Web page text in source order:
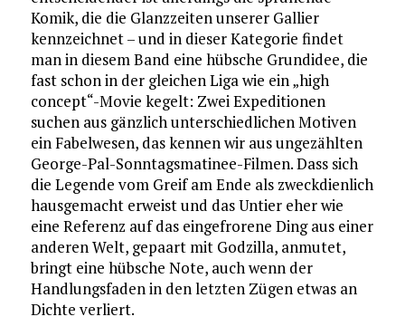
Komik, die die Glanzzeiten unserer Gallier
kennzeichnet – und in dieser Kategorie findet
man in diesem Band eine hübsche Grundidee, die
fast schon in der gleichen Liga wie ein „high
concept“-Movie kegelt: Zwei Expeditionen
suchen aus gänzlich unterschiedlichen Motiven
ein Fabelwesen, das kennen wir aus ungezählten
George-Pal-Sonntagsmatinee-Filmen. Dass sich
die Legende vom Greif am Ende als zweckdienlich
hausgemacht erweist und das Untier eher wie
eine Referenz auf das eingefrorene Ding aus einer
anderen Welt, gepaart mit Godzilla, anmutet,
bringt eine hübsche Note, auch wenn der
Handlungsfaden in den letzten Zügen etwas an
Dichte verliert.